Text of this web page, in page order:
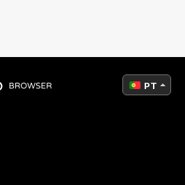
PT